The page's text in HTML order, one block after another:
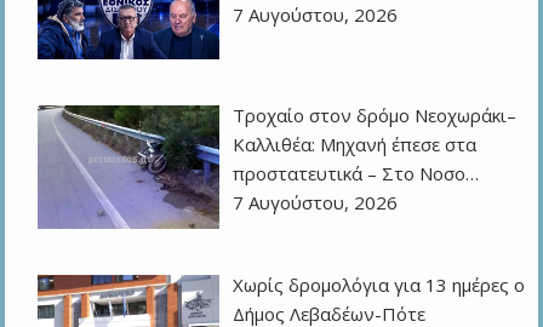
7 Αυγούστου, 2026
Τροχαίο στον δρόμο Νεοχωράκι–
Καλλιθέα: Μηχανή έπεσε στα
προστατευτικά – Στο Νοσο…
7 Αυγούστου, 2026
Χωρίς δρομολόγια για 13 ημέρες ο
Δήμος Λεβαδέων-Πότε